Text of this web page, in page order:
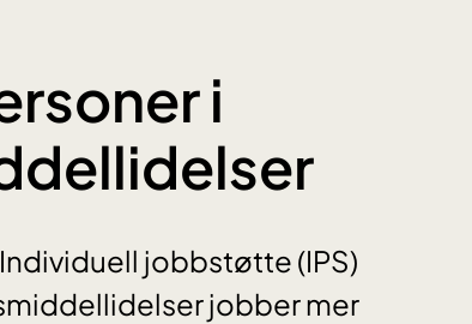
i
jobbstøtte (IPS)
jobber mer